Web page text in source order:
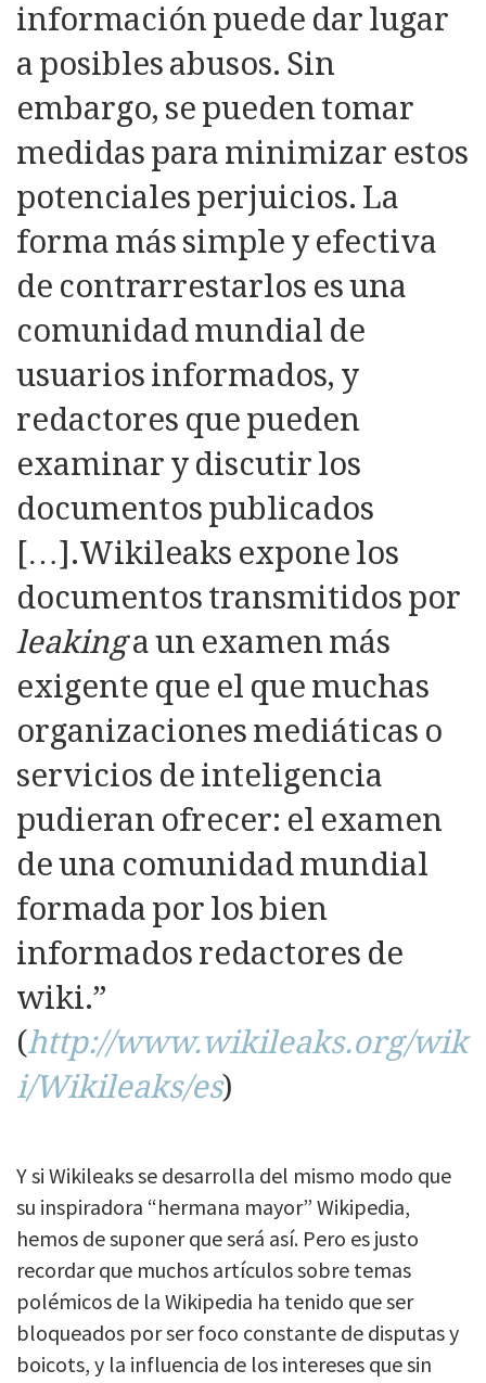
información puede dar lugar
a posibles abusos. Sin
embargo, se pueden tomar
medidas para minimizar estos
potenciales perjuicios. La
forma más simple y efectiva
de contrarrestarlos es una
comunidad mundial de
usuarios informados, y
redactores que pueden
examinar y discutir los
documentos publicados
[…].Wikileaks expone los
documentos transmitidos por
leakinga un examen más
exigente que el que muchas
organizaciones mediáticas o
servicios de inteligencia
pudieran ofrecer: el examen
de una comunidad mundial
formada por los bien
informados redactores de
wiki.”
(http://www.wikileaks.org/wik
i/Wikileaks/es)
Y si Wikileaks se desarrolla del mismo modo que
su inspiradora “hermana mayor” Wikipedia,
hemos de suponer que será así. Pero es justo
recordar que muchos artículos sobre temas
polémicos de la Wikipedia ha tenido que ser
bloqueados por ser foco constante de disputas y
boicots, y la influencia de los intereses que sin